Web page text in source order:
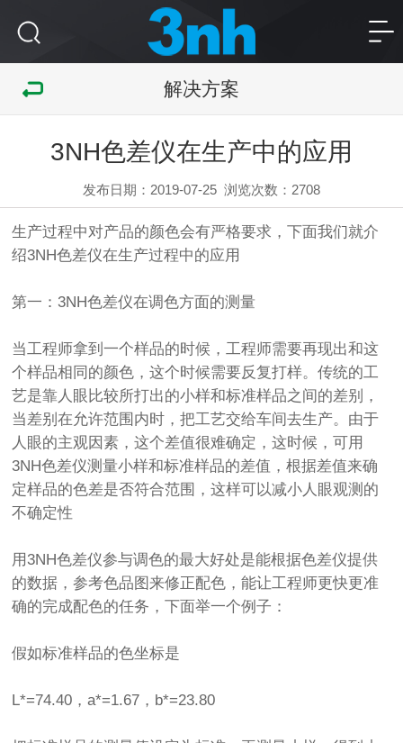
解决方案
3NH色差仪在生产中的应用
发布日期：2019-07-25 浏览次数： 2708
生产过程中对产品的颜色会有严格要求，下面我们就介
绍3NH色差仪在生产过程中的应用
第一：3NH色差仪在调色方面的测量
当工程师拿到一个样品的时候，工程师需要再现出和这
个样品相同的颜色，这个时候需要反复打样。传统的工
艺是靠人眼比较所打出的小样和标准样品之间的差别，
当差别在允许范围内时，把工艺交给车间去生产。由于
人眼的主观因素，这个差值很难确定，这时候，可用
3NH色差仪测量小样和标准样品的差值，根据差值来确
定样品的色差是否符合范围，这样可以减小人眼观测的
不确定性
用3NH色差仪参与调色的最大好处是能根据色差仪提供
的数据，参考色品图来修正配色，能让工程师更快更准
确的完成配色的任务，下面举一个例子：
假如标准样品的色坐标是
L*=74.40，a*=1.67，b*=23.80